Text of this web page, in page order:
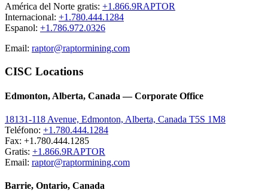
América del Norte gratis: +1.866.9RAPTOR
Internacional: +1.780.444.1284
Espanol: +1.786.972.0326
Email: raptor@raptormining.com
CISC Locations
Edmonton, Alberta, Canada — Corporate Office
18131-118 Avenue, Edmonton, Alberta, Canada T5S 1M8
Teléfono: +1.780.444.1284
Fax: +1.780.444.1285
Gratis: +1.866.9RAPTOR
Email: raptor@raptormining.com
Barrie, Ontario, Canada